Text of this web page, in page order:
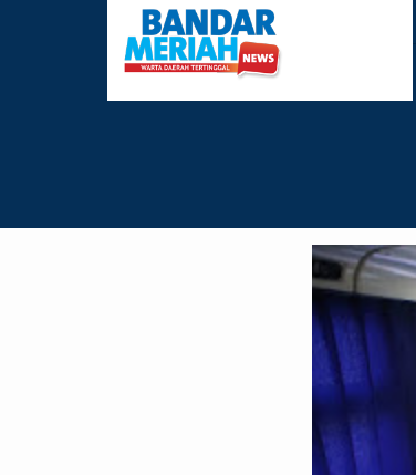
Rumput Laut Nias Utara dari Hulu ke Hilir